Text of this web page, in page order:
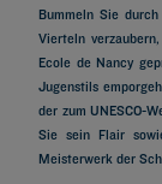
Bummeln Sie
Vierteln
Ecole de Nancy
Jugenstils
der zum UNESCO-
Sie sein Flair
Meisterwerk der